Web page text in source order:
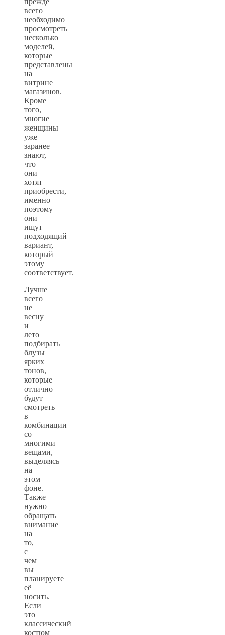
всего
необходимо
просмотреть
несколько
моделей,
которые
представлены
на
витрине
магазинов.
Кроме
того,
многие
женщины
уже
заранее
знают,
что
они
хотят
приобрести,
именно
поэтому
они
ищут
подходящий
вариант,
который
этому
соответствует.
Лучше
всего
не
весну
и
лето
подбирать
блузы
ярких
тонов,
которые
отлично
будут
смотреть
в
комбинации
со
многими
вещами,
выделяясь
на
этом
фоне.
Также
нужно
обращать
внимание
на
то,
с
чем
вы
планируете
её
носить.
Если
это
классический
костюм